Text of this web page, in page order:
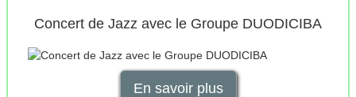
Concert de Jazz avec le Groupe DUODICIBA
En savoir plus